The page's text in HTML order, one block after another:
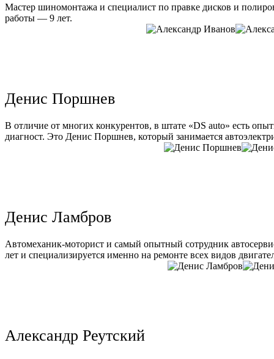
Мастер шиномонтажа и специалист по правке дисков и
работы — 9 лет.
Денис Поршнев
В отличие от многих конкурентов, в штате «DS auto» есть
диагност. Это Денис Поршнев, который занимается
Денис Ламбров
Автомеханик-моторист и самый опытный сотрудник
лет и специализируется именно на ремонте всех видов
Александр Реутский